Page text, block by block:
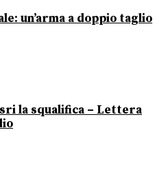
un’arma a doppio taglio
la squalifica – Lettera